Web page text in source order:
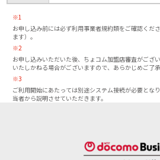
※1
お申し込み前には必ず利用事業者規約類をご確認くだ
ます）。
※2
お申し込みいただいた後、ちょコム加盟店審査がござ
いたしかねる場合がございますので、あらかじめご了承
※3
ご利用開始にあたっては別途システム接続が必要とな
当者から説明させていただきます。